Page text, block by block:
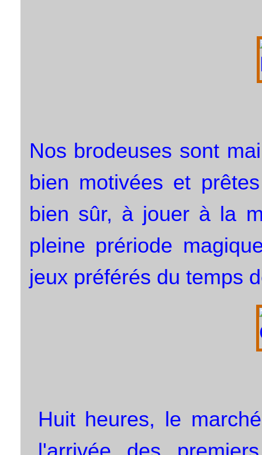
Nos brodeuses sont
bien motivées et
bien sûr, à jouer à la
pleine prériode
jeux préférés du temps
Huit heures, le